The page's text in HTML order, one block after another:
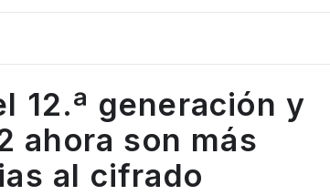
12.ª generación y
ahora son más
al cifrado